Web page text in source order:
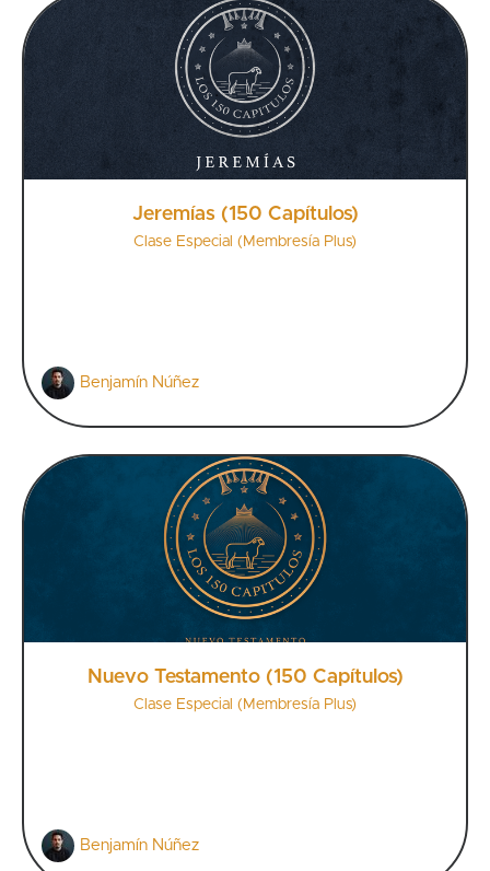
Jeremías (150 Capítulos)
Clase Especial (Membresía Plus)
Benjamín Núñez
Nuevo Testamento (150 Capítulos)
Clase Especial (Membresía Plus)
Benjamín Núñez